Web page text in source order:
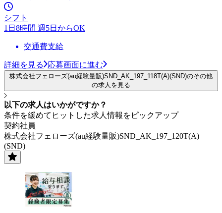
シフト
1日8時間 週5日からOK
交通費支給
詳細を見る 応募画面に進む
株式会社フェローズ(au経験量販)SND_AK_197_118T(A)(SND)のその他
の求人を見る
以下の求人はいかがですか？
条件を緩めてヒットした求人情報をピックアップ
契約社員
株式会社フェローズ(au経験量販)SND_AK_197_120T(A)
(SND)